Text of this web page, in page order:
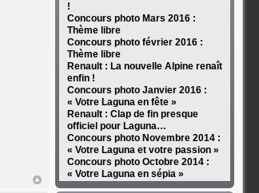
!
Concours photo Mars 2016 :
Thème libre
Concours photo février 2016 :
Thème libre
Renault : La nouvelle Alpine renaît
enfin !
Concours photo Janvier 2016 :
« Votre Laguna en fête »
Renault : Clap de fin presque
officiel pour Laguna…
Concours photo Novembre 2014 :
« Votre Laguna et votre passion »
Concours photo Octobre 2014 :
« Votre Laguna en sépia »